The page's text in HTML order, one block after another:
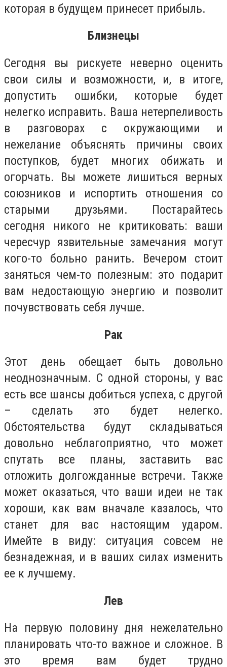
которая в будущем принесет прибыль.
Близнецы
Сегодня вы рискуете неверно оценить
свои силы и возможности, и, в итоге,
допустить ошибки, которые будет
нелегко исправить. Ваша нетерпеливость
в разговорах с окружающими и
нежелание объяснять причины своих
поступков, будет многих обижать и
огорчать. Вы можете лишиться верных
союзников и испортить отношения со
старыми друзьями. Постарайтесь
сегодня никого не критиковать: ваши
чересчур язвительные замечания могут
кого-то больно ранить. Вечером стоит
заняться чем-то полезным: это подарит
вам недостающую энергию и позволит
почувствовать себя лучше.
Рак
Этот день обещает быть довольно
неоднозначным. С одной стороны, у вас
есть все шансы добиться успеха, с другой
– сделать это будет нелегко.
Обстоятельства будут складываться
довольно неблагоприятно, что может
спутать все планы, заставить вас
отложить долгожданные встречи. Также
может оказаться, что ваши идеи не так
хороши, как вам вначале казалось, что
станет для вас настоящим ударом.
Имейте в виду: ситуация совсем не
безнадежная, и в ваших силах изменить
ее к лучшему.
Лев
На первую половину дня нежелательно
планировать что-то важное и сложное. В
это время вам будет трудно